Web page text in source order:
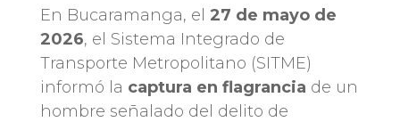
En Bucaramanga, el 27 de mayo de
2026, el Sistema Integrado de
Transporte Metropolitano (SITME)
informó la captura en flagrancia de un
hombre señalado del delito de